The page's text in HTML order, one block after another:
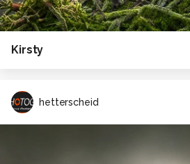
Kirsty
hetterscheid